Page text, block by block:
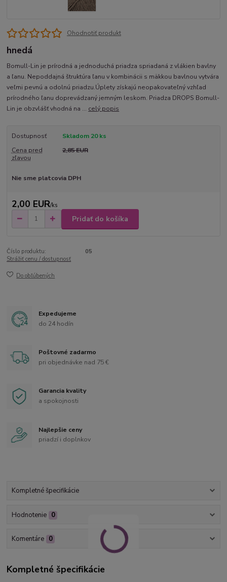
Ohodnotiť produkt
hnedá
Bomull-Lin je prírodná a jednoduchá priadza spriadaná z vlákien bavlny
a ľanu. Nepoddajná štruktúra ľanu v kombinácii s mäkkou bavlnou vytvára
veľmi pevnú a odolnú priadzu.Úplety získajú neopakovateľný vzhľad
prírodného ľanu doprevádzaný jemným leskom. Priadza DROPS Bomull-
Lin je obzvlášť vhodná na ... celý popis
Dostupnosť
Skladom 20 ks
Cena pred
zľavou
2,85 EUR
Nie sme platcovia DPH
2,00 EUR/ks
Pridať do košíka
Číslo produktu:
05
Strážiť cenu / dostupnosť
Do obľúbených
Expedujeme
do 24 hodín
Poštovné zadarmo
pri objednávke nad 75 €
Garancia kvality
a spokojnosti
Najlepšie ceny
priadzí i doplnkov
Kompletné špecifikácie
Hodnotenie 0
Komentáre 0
Kompletné špecifikácie